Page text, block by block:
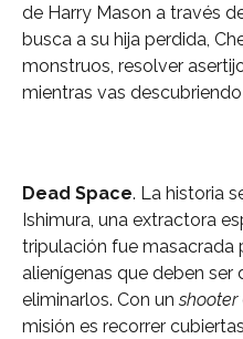
de Harry Mason a través
busca a su hija perdida,
monstruos, resolver
mientras vas
Dead Space. La historia
Ishimura, una extractora
tripulación fue masacrada
alienígenas que deben
eliminarlos. Con unshooter
misión es recorrer